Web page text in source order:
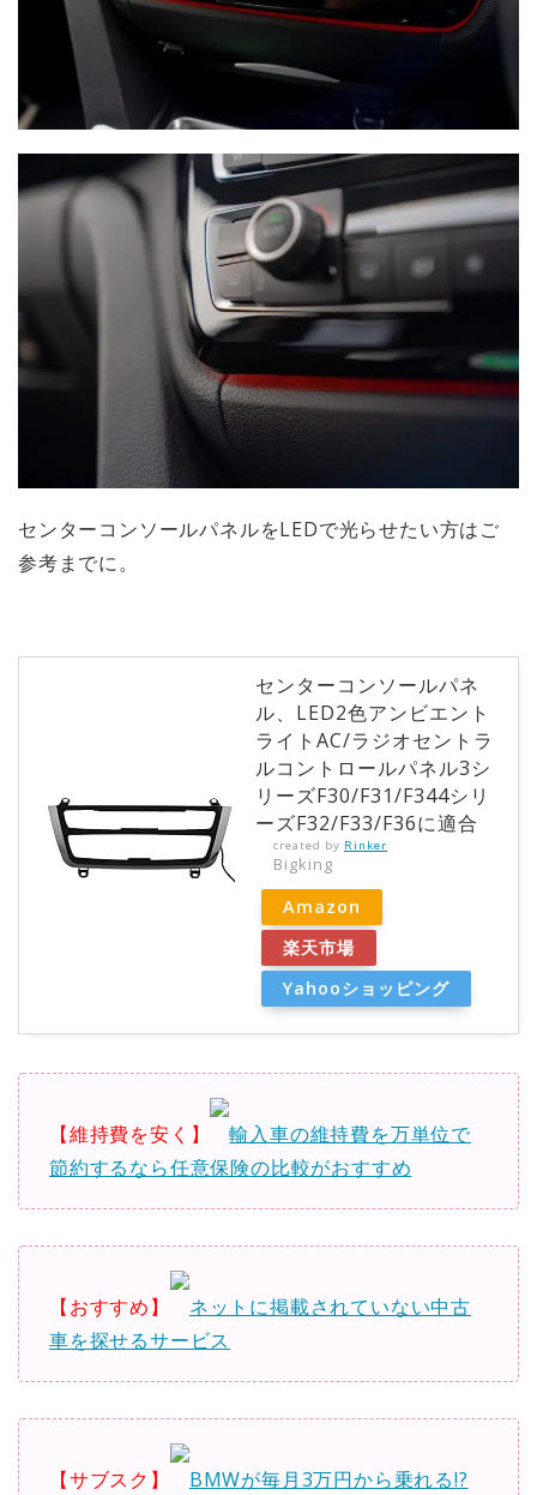
センターコンソールパネルをLEDで光らせたい方はご
参考までに。
センターコンソールパネ
ル、LED2色アンビエント
ライトAC/ラジオセントラ
ルコントロールパネル3シ
リーズF30/F31/F344シリ
ーズF32/F33/F36に適合
created by Rinker
Bigking
Amazon
楽天市場
Yahooショッピング
【維持費を安く】
輸入車の維持費を万単位で
節約するなら任意保険の比較がおすすめ
【おすすめ】
ネットに掲載されていない中古
車を探せるサービス
【サブスク】 BMWが毎月3万円から乗れる!?